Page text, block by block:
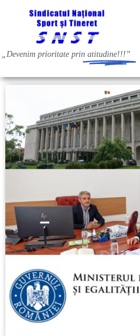
„Devenim prioritate prin atitudine!!!”